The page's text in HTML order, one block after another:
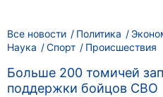
Все новости Политика
Наука
Спорт Происшествия
Больше 200 томичей
поддержки бойцов СВО